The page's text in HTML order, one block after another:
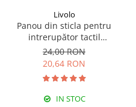
Livolo
Panou din sticla pentru
intrerupător tactil
dublu,Livolo
24,00 RON
20,64 RON
IN STOC